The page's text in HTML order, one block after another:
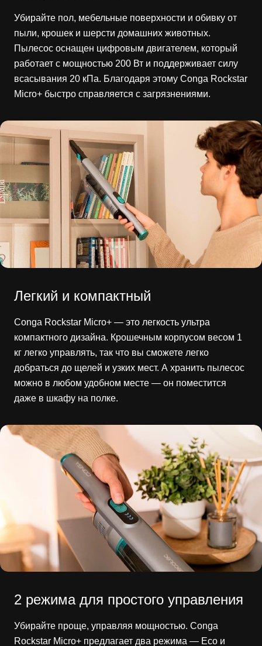
Убирайте пол, мебельные поверхности и обивку от
пыли, крошек и шерсти домашних животных.
Пылесос оснащен цифровым двигателем, который
работает с мощностью 200 Вт и поддерживает силу
всасывания 20 кПа. Благодаря этому Conga Rockstar
Micro+ быстро справляется с загрязнениями.
Легкий и компактный
Conga Rockstar Micro+ — это легкость ультра
компактного дизайна. Крошечным корпусом весом 1
кг легко управлять, так что вы сможете легко
добраться до щелей и узких мест. А хранить пылесос
можно в любом удобном месте — он поместится
даже в шкафу на полке.
2 режима для простого управления
Убирайте проще, управляя мощностью. Conga
Rockstar Micro+ предлагает два режима — Eco и